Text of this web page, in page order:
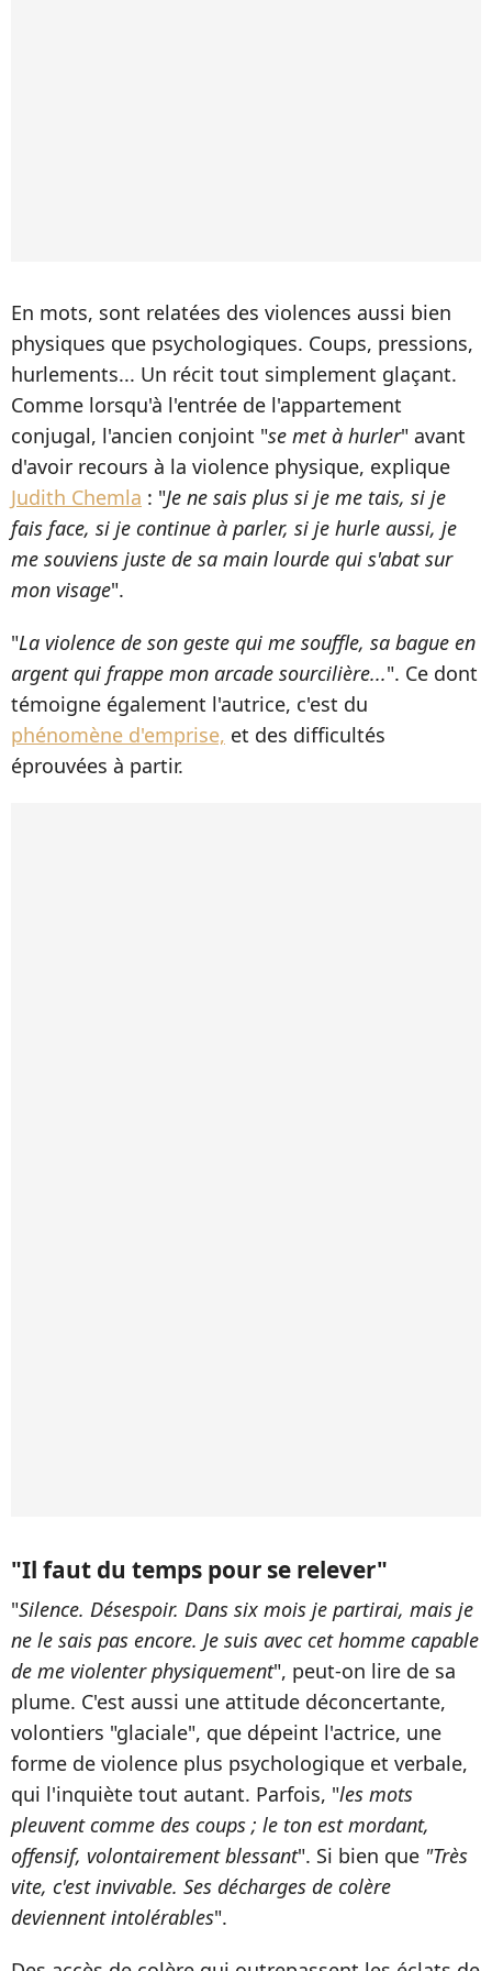
En mots, sont relatées des violences aussi bien
physiques que psychologiques. Coups, pressions,
hurlements... Un récit tout simplement glaçant.
Comme lorsqu'à l'entrée de l'appartement
conjugal, l'ancien conjoint "se met à hurler" avant
d'avoir recours à la violence physique, explique
Judith Chemla : "Je ne sais plus si je me tais, si je
fais face, si je continue à parler, si je hurle aussi, je
me souviens juste de sa main lourde qui s'abat sur
mon visage".
"La violence de son geste qui me souffle, sa bague en
argent qui frappe mon arcade sourcilière...". Ce dont
témoigne également l'autrice, c'est du
phénomène d'emprise, et des difficultés
éprouvées à partir.
"Il faut du temps pour se relever"
"Silence. Désespoir. Dans six mois je partirai, mais je
ne le sais pas encore. Je suis avec cet homme capable
de me violenter physiquement", peut-on lire de sa
plume. C'est aussi une attitude déconcertante,
volontiers "glaciale", que dépeint l'actrice, une
forme de violence plus psychologique et verbale,
qui l'inquiète tout autant. Parfois, "les mots
pleuvent comme des coups ; le ton est mordant,
offensif, volontairement blessant". Si bien que "Très
vite, c'est invivable. Ses décharges de colère
deviennent intolérables".